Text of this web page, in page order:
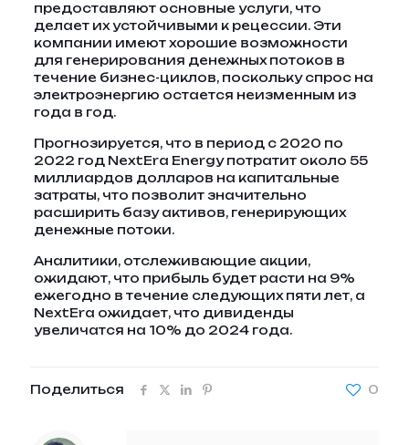
предоставляют основные услуги, что
делает их устойчивыми к рецессии. Эти
компании имеют хорошие возможности
для генерирования денежных потоков в
течение бизнес-циклов, поскольку спрос на
электроэнергию остается неизменным из
года в год.
Прогнозируется, что в период с 2020 по
2022 год NextEra Energy потратит около 55
миллиардов долларов на капитальные
затраты, что позволит значительно
расширить базу активов, генерирующих
денежные потоки.
Аналитики, отслеживающие акции,
ожидают, что прибыль будет расти на 9%
ежегодно в течение следующих пяти лет, а
NextEra ожидает, что дивиденды
увеличатся на 10% до 2024 года.
Поделиться 0